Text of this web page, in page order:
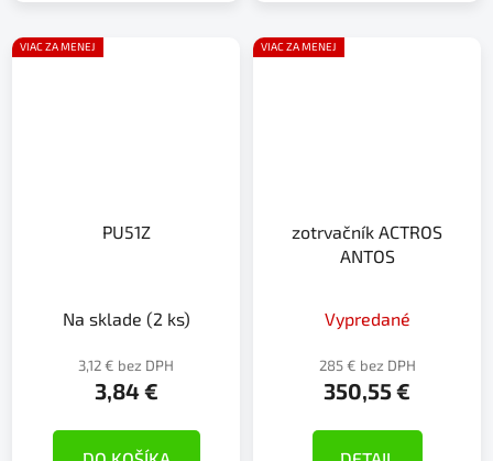
VIAC ZA MENEJ
PU51Z
Na sklade (2 ks)
3,12 € bez DPH
3,84 €
VIAC ZA MENEJ
zotrvačník ACTROS
ANTOS
Vypredané
285 € bez DPH
350,55 €